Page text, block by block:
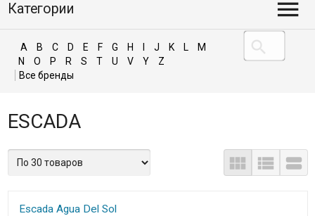
Категории
A B C D E F G H J K L
M
N
O P R S T U V Y Z
ESCADA
Escada Agua Del Sol